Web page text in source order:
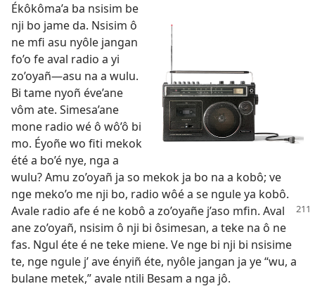
Ékôkôma’a ba nsisim be
nji bo jame da. Nsisim ô
ne mfi asu nyôle jangan
fo’o fe aval radio a yi
zo’oyañ​—asu na a wulu.
Bi tame nyoñ éve’ane
vôm ate. Simesa’ane
mone radio wé ô wô’ô bi
mo. Éyoñe wo fiti mekok
été a bo’é nye, nga a
wulu? Amu zo’oyañ ja so mekok ja bo na a kobô; ve
nge meko’o me nji bo, radio wôé a se ngule ya kobô.
Avale radio afe é ne kobô a zo’oyañe j’aso mfin. Aval
ane zo’oyañ, nsisim ô nji bi ôsimesan, a teke na ô ne
fas. Ngul éte é ne teke miene. Ve nge bi nji bi nsisime
te, nge ngule j’ ave ényiñ éte, nyôle jangan ja ye “wu, a
bulane metek,” avale ntili Besam a nga jô.